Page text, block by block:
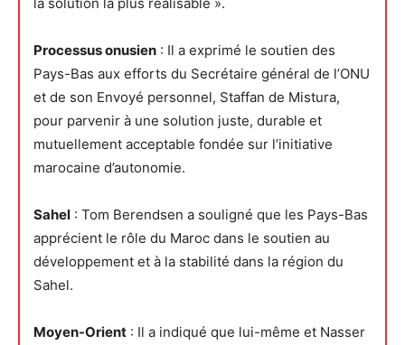
Processus onusien : Il a exprimé le soutien des
Pays-Bas aux efforts du Secrétaire général de l’ONU
et de son Envoyé personnel, Staffan de Mistura,
pour parvenir à une solution juste, durable et
mutuellement acceptable fondée sur l’initiative
marocaine d’autonomie.
Sahel : Tom Berendsen a souligné que les Pays-Bas
apprécient le rôle du Maroc dans le soutien au
développement et à la stabilité dans la région du
Sahel.
Moyen-Orient : Il a indiqué que lui-même et Nasser